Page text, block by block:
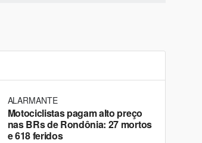
ALARMANTE
Motociclistas pagam alto preço
nas BRs de Rondônia: 27 mortos
e 618 feridos